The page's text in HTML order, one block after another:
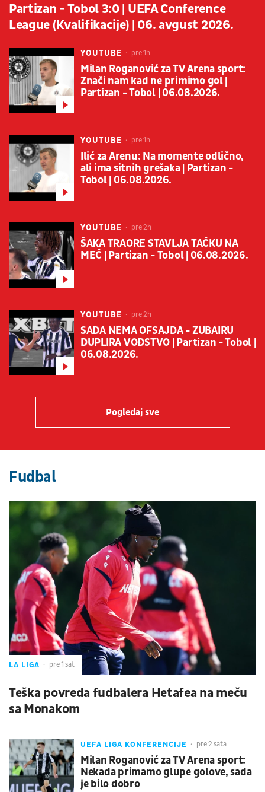
Partizan - Tobol 3:0 | UEFA Conference
League (Kvalifikacije) | 06. avgust 2026.
YOUTUBE pre 1h
Milan Roganović za TV Arena sport:
Znači nam kad ne primimo gol |
Partizan - Tobol | 06.08.2026.
YOUTUBE pre 1h
Ilić za Arenu: Na momente odlično,
ali ima sitnih grešaka | Partizan -
Tobol | 06.08.2026.
YOUTUBE pre 2h
ŠAKA TRAORE STAVLJA TAČKU NA
MEČ | Partizan - Tobol | 06.08.2026.
YOUTUBE pre 2h
SADA NEMA OFSAJDA - ZUBAIRU
DUPLIRA VOĐSTVO | Partizan - Tobol |
06.08.2026.
Pogledaj sve
Fudbal
LA LIGA pre 1 sat
Teška povreda fudbalera Hetafea na meču
sa Monakom
UEFA LIGA KONFERENCIJE pre 2 sata
Milan Roganović za TV Arena sport:
Nekada primamo glupe golove, sada
je bilo dobro